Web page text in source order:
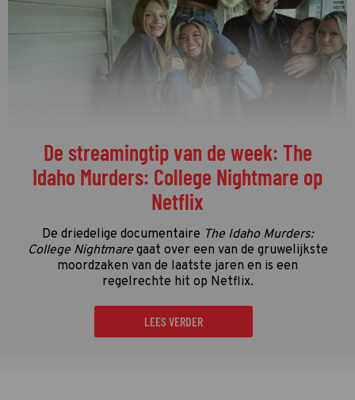
De streamingtip van de week: The
Idaho Murders: College Nightmare op
Netflix
De driedelige documentaire The Idaho Murders:
College Nightmaregaat over een van de gruwelijkste
moordzaken van de laatste jaren en is een
regelrechte hit op Netflix.
LEES VERDER